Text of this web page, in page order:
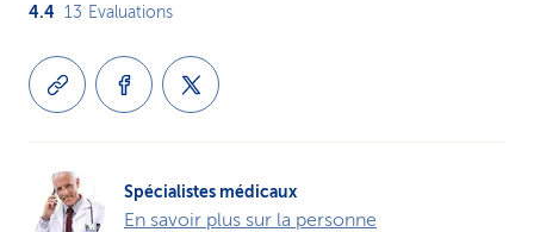
4.4 13 Evaluations
Spécialistes médicaux
En savoir plus sur la personne